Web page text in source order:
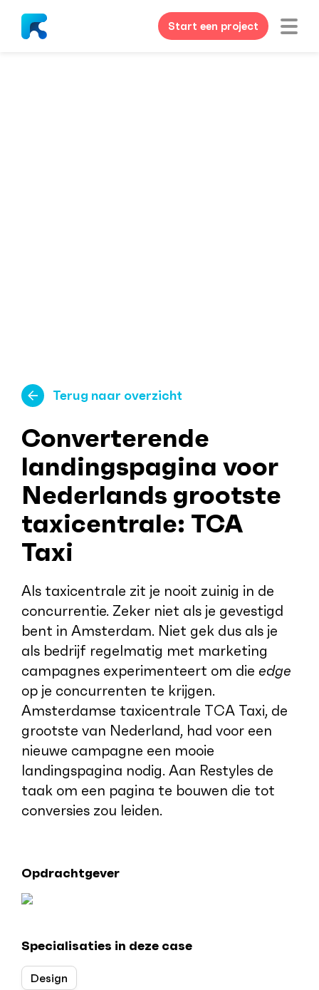
Start een project
Terug naar overzicht
Converterende
landingspagina voor
Nederlands grootste
taxicentrale: TCA
Taxi
Als taxicentrale zit je nooit zuinig in de
concurrentie. Zeker niet als je gevestigd
bent in Amsterdam. Niet gek dus als je
als bedrijf regelmatig met marketing
campagnes experimenteert om die edge
op je concurrenten te krijgen.
Amsterdamse taxicentrale TCA Taxi, de
grootste van Nederland, had voor een
nieuwe campagne een mooie
landingspagina nodig. Aan Restyles de
taak om een pagina te bouwen die tot
conversies zou leiden.
Opdrachtgever
Specialisaties in deze case
Design